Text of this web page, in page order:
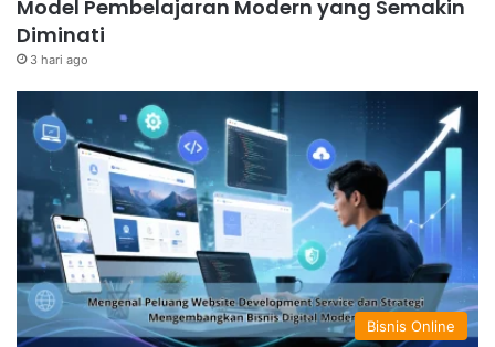
Model Pembelajaran Modern yang Semakin
Diminati
3 hari ago
Bisnis Online